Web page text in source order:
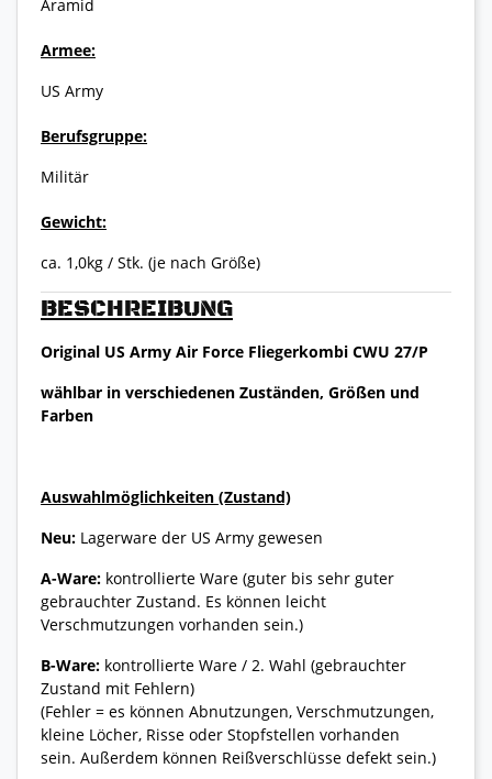
BESCHREIBUNG
Original US Army Air Force Fliegerkombi CWU 27/P
wählbar in verschiedenen Zuständen, Größen und
Farben
Auswahlmöglichkeiten (Zustand)
Neu: Lagerware der US Army gewesen
A-Ware: kontrollierte Ware (guter bis sehr guter
gebrauchter Zustand. Es können leicht
Verschmutzungen vorhanden sein.)
B-Ware: kontrollierte Ware / 2. Wahl (gebrauchter
Zustand mit Fehlern)
(Fehler = es können Abnutzungen, Verschmutzungen,
kleine Löcher, Risse oder Stopfstellen vorhanden
sein. Außerdem können Reißverschlüsse defekt sein.)
Aramid
Armee:
US Army
Berufsgruppe:
Militär
Gewicht:
ca. 1,0kg / Stk. (je nach Größe)